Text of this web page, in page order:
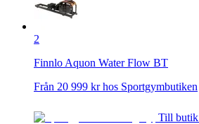
2
Finnlo Aquon Water Flow BT
Från 20 999 kr hos Sportgymbutiken
Till butik